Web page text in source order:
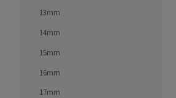
13mm
14mm
15mm
16mm
17mm